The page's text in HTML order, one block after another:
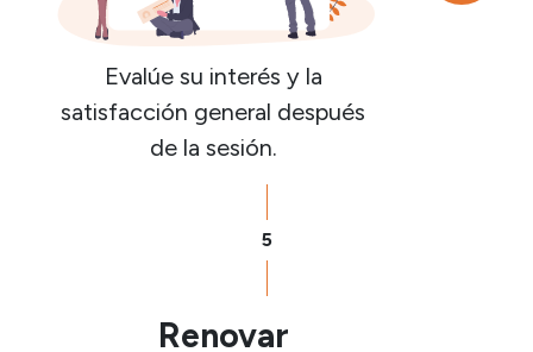
Evalúe su interés y la
satisfacción general después
de la sesión.
5
Renovar